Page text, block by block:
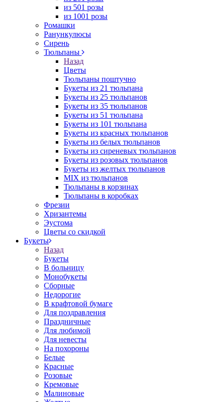
из 501 розы
из 1001 розы
Ромашки
Ранункулюсы
Сирень
Тюльпаны
Назад
Цветы
Тюльпаны поштучно
Букеты из 21 тюльпана
Букеты из 25 тюльпанов
Букеты из 35 тюльпанов
Букеты из 51 тюльпана
Букеты из 101 тюльпана
Букеты из красных тюльпанов
Букеты из белых тюльпанов
Букеты из сиреневых тюльпанов
Букеты из розовых тюльпанов
Букеты из желтых тюльпанов
MIX из тюльпанов
Тюльпаны в корзинах
Тюльпаны в коробках
Фрезии
Хризантемы
Эустома
Цветы со скидкой
Букеты
Назад
Букеты
В больницу
Монобукеты
Сборные
Недорогие
В крафтовой бумаге
Для поздравления
Праздничные
Для любимой
Для невесты
На похороны
Белые
Красные
Розовые
Кремовые
Малиновые